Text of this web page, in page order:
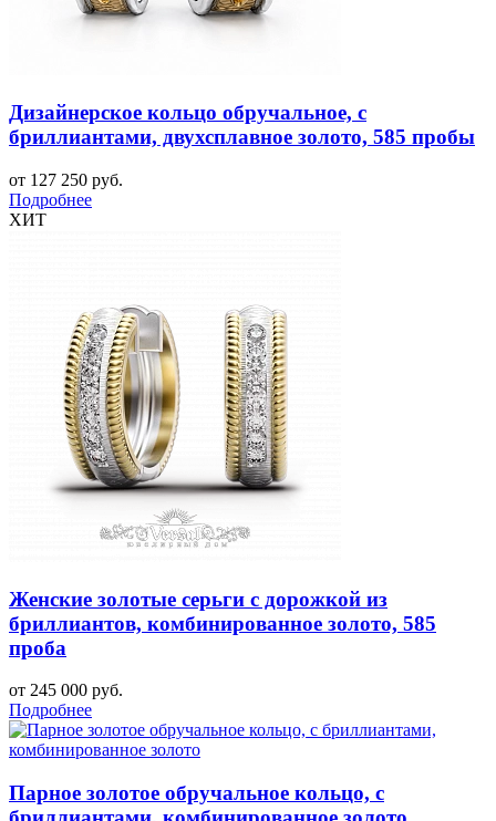
Дизайнерское кольцо обручальное, с
бриллиантами, двухсплавное золото, 585 пробы
от 127 250 руб.
Подробнее
ХИТ
Женские золотые серьги с дорожкой из
бриллиантов, комбинированное золото, 585
проба
от 245 000 руб.
Подробнее
Парное золотое обручальное кольцо, с